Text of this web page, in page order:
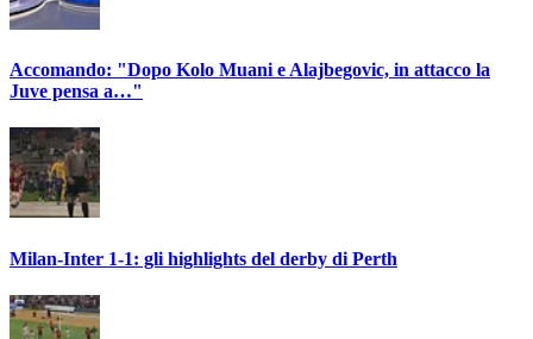
Accomando: "Dopo Kolo Muani e Alajbegovic, in attacco la
Juve pensa a…"
Milan-Inter 1-1: gli highlights del derby di Perth